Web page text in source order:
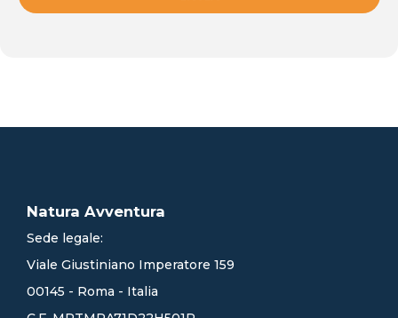
Natura Avventura
Sede legale:
Viale Giustiniano Imperatore 159
00145 - Roma - Italia